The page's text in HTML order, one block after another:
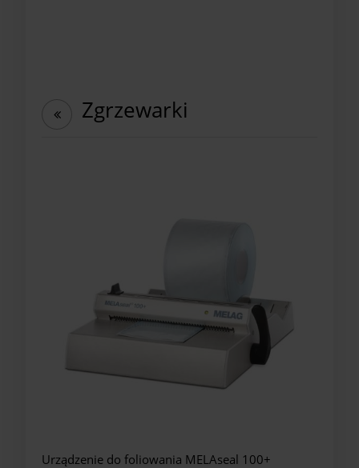
Zgrzewarki
Urządzenie do foliowania MELAseal 100+